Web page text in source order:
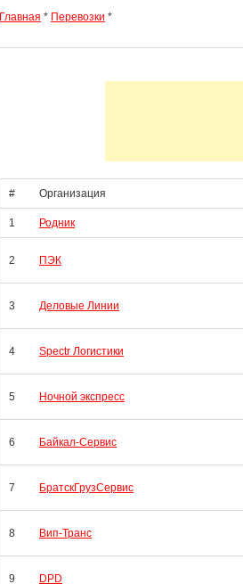
Главная * Перевозки *
# Организация
1 Родник
2 ПЭК
3 Деловые Линии
4 Spectr Логистики
5 Ночной экспресс
6 Байкал-Сервис
7 БратскГрузСервис
8 Вип-Транс
9 DPD